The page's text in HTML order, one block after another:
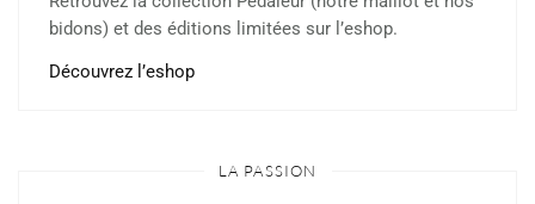
bidons) et des éditions limitées sur l’eshop.
Découvrez l’eshop
LA PASSION